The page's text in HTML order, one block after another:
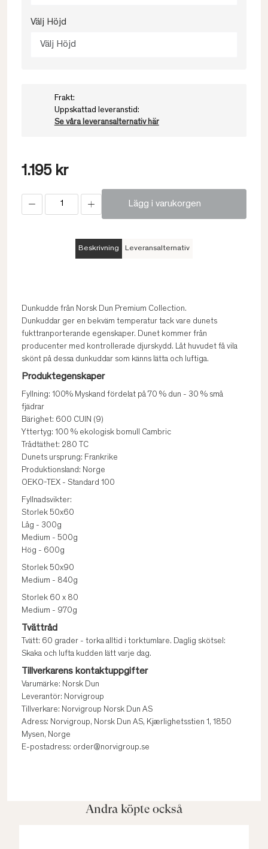
Välj Höjd
Välj Höjd
Frakt:
Uppskattad leveranstid:
Se våra leveransalternativ här
1.195 kr
Lägg i varukorgen
Beskrivning Leveransalternativ
Dunkudde från Norsk Dun Premium Collection.
Dunkuddar ger en bekväm temperatur tack vare dunets
fukttranporterande egenskaper. Dunet kommer från
producenter med kontrollerade djurskydd. Låt huvudet få vila
skönt på dessa dunkuddar som känns lätta och luftiga.
Produktegenskaper
Fyllning: 100% Myskand fördelat på 70 % dun - 30 % små
fjädrar
Bärighet: 600 CUIN (9)
Yttertyg: 100 % ekologisk bomull Cambric
Trådtäthet: 280 TC
Dunets ursprung: Frankrike
Produktionsland: Norge
OEKO-TEX - Standard 100
Fyllnadsvikter:
Storlek 50x60
Låg - 300g
Medium - 500g
Hög - 600g
Storlek 50x90
Medium - 840g
Storlek 60 x 80
Medium - 970g
Tvättråd
Tvätt: 60 grader - torka alltid i torktumlare. Daglig skötsel:
Skaka och lufta kudden lätt varje dag.
Tillverkarens kontaktuppgifter
Varumärke: Norsk Dun
Leverantör: Norvigroup
Tillverkare: Norvigroup Norsk Dun AS
Adress: Norvigroup, Norsk Dun AS, Kjærlighetsstien 1, 1850
Mysen, Norge
E-postadress: order@norvigroup.se
Andra köpte också